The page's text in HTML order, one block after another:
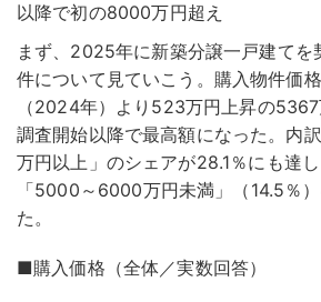
以降で初の8000万円超え
まず、2025年に新築分譲一戸建てを
件について見ていこう。購入物件価
（2024年）より523万円上昇の
調査開始以降で最高額になった。内
万円以上」のシェアが28.1％にも達
「5000～6000万円未満」（14.5％
た。
■購入価格（全体／実数回答）